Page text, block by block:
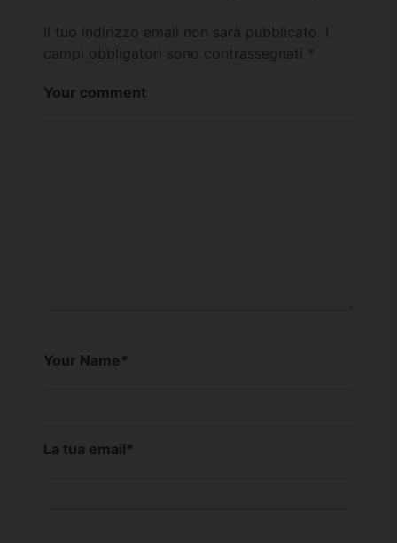
Il tuo indirizzo email non sarà pubblicato.
campi obbligatori sono contrassegnati *
Your comment
Your Name*
La tua email*